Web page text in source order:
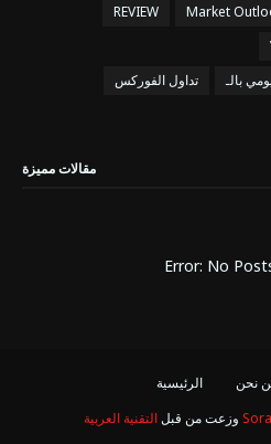
Market
REVIEW
تداول الفوركس
مقالات مميزة
Error: No
الرئيسية نحن
وزعت من قبلالتقنية العربية